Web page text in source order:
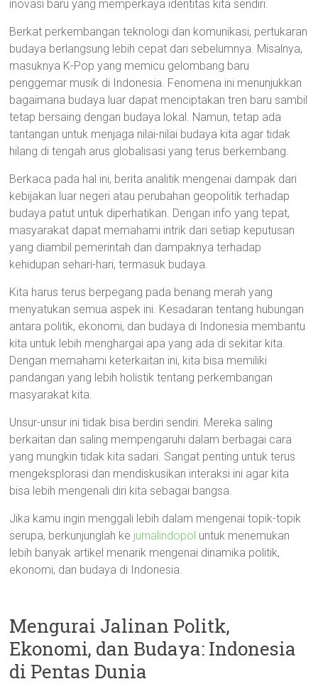
inovasi baru yang memperkaya identitas kita sendiri.
Berkat perkembangan teknologi dan komunikasi, pertukaran
budaya berlangsung lebih cepat dari sebelumnya. Misalnya,
masuknya K-Pop yang memicu gelombang baru
penggemar musik di Indonesia. Fenomena ini menunjukkan
bagaimana budaya luar dapat menciptakan tren baru sambil
tetap bersaing dengan budaya lokal. Namun, tetap ada
tantangan untuk menjaga nilai-nilai budaya kita agar tidak
hilang di tengah arus globalisasi yang terus berkembang.
Berkaca pada hal ini, berita analitik mengenai dampak dari
kebijakan luar negeri atau perubahan geopolitik terhadap
budaya patut untuk diperhatikan. Dengan info yang tepat,
masyarakat dapat memahami intrik dari setiap keputusan
yang diambil pemerintah dan dampaknya terhadap
kehidupan sehari-hari, termasuk budaya.
Kita harus terus berpegang pada benang merah yang
menyatukan semua aspek ini. Kesadaran tentang hubungan
antara politik, ekonomi, dan budaya di Indonesia membantu
kita untuk lebih menghargai apa yang ada di sekitar kita.
Dengan memahami keterkaitan ini, kita bisa memiliki
pandangan yang lebih holistik tentang perkembangan
masyarakat kita.
Unsur-unsur ini tidak bisa berdiri sendiri. Mereka saling
berkaitan dan saling mempengaruhi dalam berbagai cara
yang mungkin tidak kita sadari. Sangat penting untuk terus
mengeksplorasi dan mendiskusikan interaksi ini agar kita
bisa lebih mengenali diri kita sebagai bangsa.
Jika kamu ingin menggali lebih dalam mengenai topik-topik
serupa, berkunjunglah ke jurnalindopol untuk menemukan
lebih banyak artikel menarik mengenai dinamika politik,
ekonomi, dan budaya di Indonesia.
Mengurai Jalinan Politk,
Ekonomi, dan Budaya: Indonesia
di Pentas Dunia